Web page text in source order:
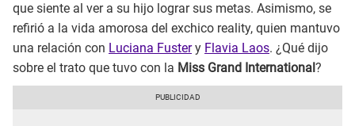
que siente al ver a su hijo lograr sus metas. Asimismo, se
refirió a la vida amorosa del exchico reality, quien mantuvo
una relación con Luciana Fustery Flavia Laos. ¿Qué dijo
sobre el trato que tuvo con la Miss Grand International ?